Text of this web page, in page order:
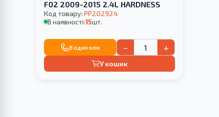
F02 2009-2015 2.4L HARDNESS
Код товару: PP202924
В наявності:15шт.
В один клік − +
У кошик